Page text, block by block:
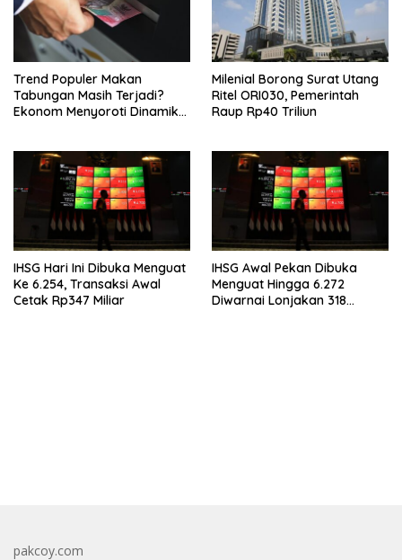
Trend Populer Makan
Tabungan Masih Terjadi?
Ekonom Menyoroti Dinamika
Milenial Borong Surat Utang
Ritel ORI030, Pemerintah
Raup Rp40 Triliun
IHSG Hari Ini Dibuka Menguat
Ke 6.254, Transaksi Awal
Cetak Rp347 Miliar
IHSG Awal Pekan Dibuka
Menguat Hingga 6.272
Diwarnai Lonjakan 318
pakcoy.com